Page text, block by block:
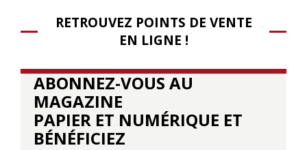
RETROUVEZ POINTS DE VENTE
EN LIGNE !
ABONNEZ-VOUS AU
MAGAZINE
PAPIER ET NUMÉRIQUE ET
BÉNÉFICIEZ